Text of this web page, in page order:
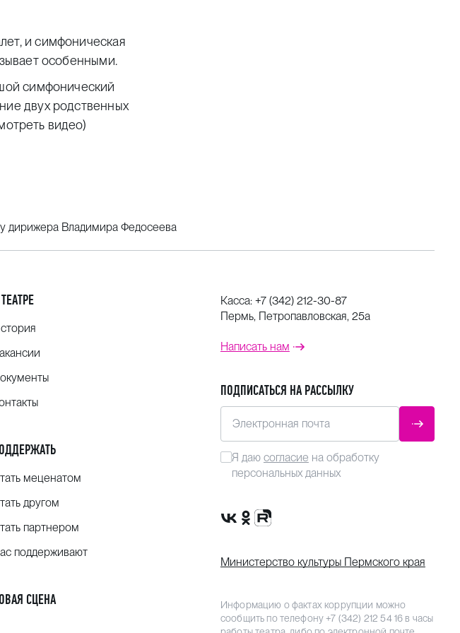
и симфоническая
особенными.
симфонический
двух родственных
видео)
дирижера Владимира Федосеева
меценатом
другом
партнером
поддерживают
СЦЕНА
Касса: +7 (342) 212-30-87
Пермь, Петропавловская, 25а
Написать нам
ПОДПИСАТЬСЯ НА РАССЫЛКУ
Электронная почта
Я даю согласие на обработку
персональных данных
Сообщество VK
Группа в одноклассниках
Канал Rutube
Министерство культуры Пермского края
Информацию о фактах коррупции можно
сообщить по телефону+7 (342) 212 54 16 в часы